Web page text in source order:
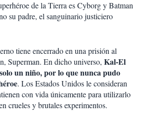
de la Tierra es Cyborg y Batman
su padre, el sanguinario justiciero
tiene encerrado en una prisión al
Superman. En dicho universo, Kal-El
un niño, por lo que nunca pudo
. Los Estados Unidos le consideran
con vida únicamente para utilizarlo
crueles y brutales experimentos.